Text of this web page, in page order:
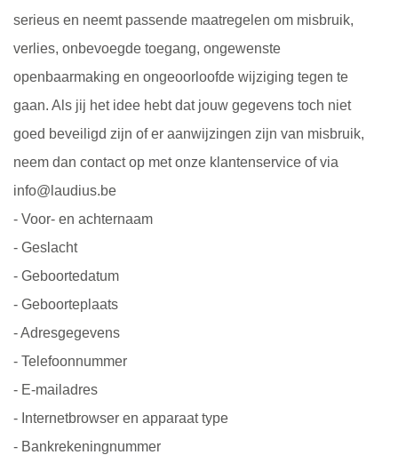
serieus en neemt passende maatregelen om misbruik,
verlies, onbevoegde toegang, ongewenste
openbaarmaking en ongeoorloofde wijziging tegen te
gaan. Als jij het idee hebt dat jouw gegevens toch niet
goed beveiligd zijn of er aanwijzingen zijn van misbruik,
neem dan contact op met onze klantenservice of via
info@laudius.be
- Voor- en achternaam
- Geslacht
- Geboortedatum
- Geboorteplaats
- Adresgegevens
- Telefoonnummer
- E-mailadres
- Internetbrowser en apparaat type
- Bankrekeningnummer